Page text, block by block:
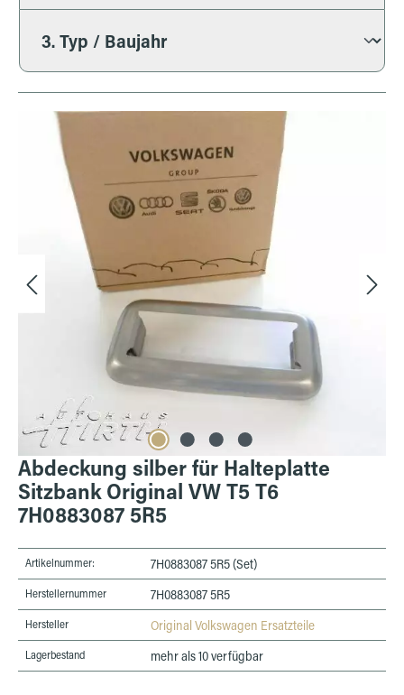
Bildergalerie überspringen
Abdeckung silber für Halteplatte
Sitzbank Original VW T5 T6
7H0883087 5R5
Artikelnummer: 7H0883087 5R5 (Set)
Herstellernummer 7H0883087 5R5
Hersteller Original Volkswagen Ersatzteile
Lagerbestand mehr als 10 verfügbar